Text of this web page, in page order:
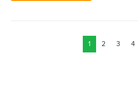
1 2 3 4